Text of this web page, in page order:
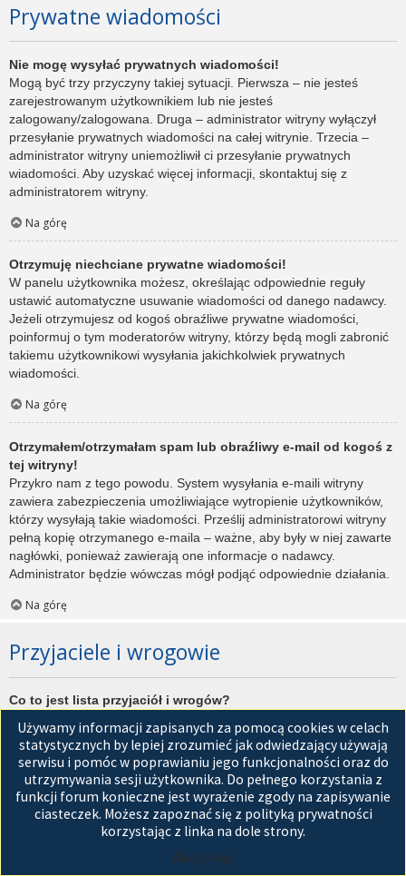
Prywatne wiadomości
Nie mogę wysyłać prywatnych wiadomości!
Mogą być trzy przyczyny takiej sytuacji. Pierwsza – nie jesteś
zarejestrowanym użytkownikiem lub nie jesteś
zalogowany/zalogowana. Druga – administrator witryny wyłączył
przesyłanie prywatnych wiadomości na całej witrynie. Trzecia –
administrator witryny uniemożliwił ci przesyłanie prywatnych
wiadomości. Aby uzyskać więcej informacji, skontaktuj się z
administratorem witryny.
Na górę
Otrzymuję niechciane prywatne wiadomości!
W panelu użytkownika możesz, określając odpowiednie reguły
ustawić automatyczne usuwanie wiadomości od danego nadawcy.
Jeżeli otrzymujesz od kogoś obraźliwe prywatne wiadomości,
poinformuj o tym moderatorów witryny, którzy będą mogli zabronić
takiemu użytkownikowi wysyłania jakichkolwiek prywatnych
wiadomości.
Na górę
Otrzymałem/otrzymałam spam lub obraźliwy e-mail od kogoś z
tej witryny!
Przykro nam z tego powodu. System wysyłania e-maili witryny
zawiera zabezpieczenia umożliwiające wytropienie użytkowników,
którzy wysyłają takie wiadomości. Prześlij administratorowi witryny
pełną kopię otrzymanego e-maila – ważne, aby były w niej zawarte
nagłówki, ponieważ zawierają one informacje o nadawcy.
Administrator będzie wówczas mógł podjąć odpowiednie działania.
Na górę
Przyjaciele i wrogowie
Co to jest lista przyjaciół i wrogów?
użytkowników witryny. Użytkownicy dodani do listy przyjaciół będą
wyświetleni na karciePrzyjacieleznajdującej się w panelu
zarządzania kontem. Z tego poziomu można szybko sprawdzić ich
status, a także wysłać prywatną wiadomość. Zależnie od
używanego stylu witryny, posty tych użytkowników mogą być
wyróżniane. Jeśli użytkownik zostanie dodany do listy wrogów,
Używamy informacji zapisanych za pomocą cookies w celach
statystycznych by lepiej zrozumieć jak odwiedzający używają
serwisu i pomóc w poprawianiu jego funkcjonalności oraz do
utrzymywania sesji użytkownika. Do pełnego korzystania z
funkcji forum konieczne jest wyrażenie zgody na zapisywanie
ciasteczek. Możesz zapoznać się z polityką prywatności
korzystając z linka na dole strony.
Akceptuję